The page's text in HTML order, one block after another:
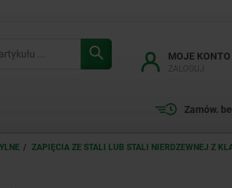
MOJE KONTO
Zamów.
ZAPIĘCIA ZE STALI LUB STALI NIERDZEWNEJ Z